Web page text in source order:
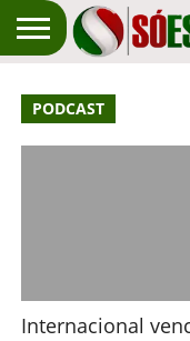
ESPORTIVA
EM
PRIMEIRO
O SÓ
ESPORTE
NOTÍCIAS
APOSTAS
PODCAST
Internacional